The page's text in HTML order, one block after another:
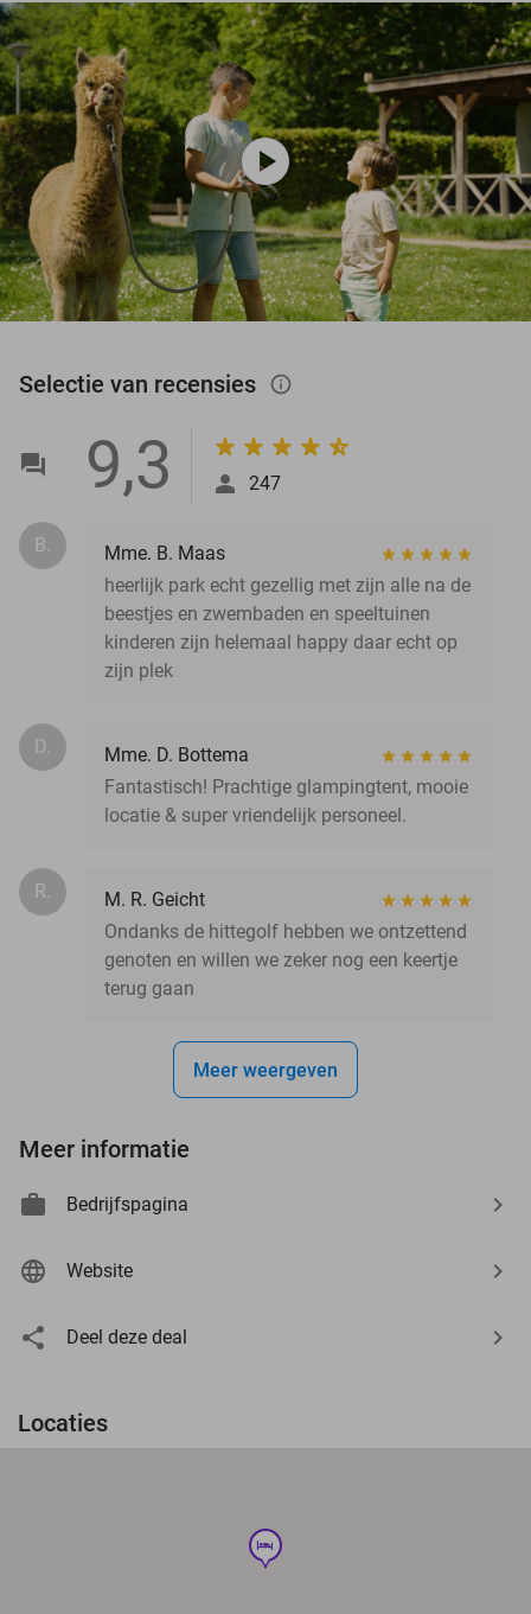
play_circle
Selectie van recensies info_outlined
9,3 247
B.
Mme. B. Maas
heerlijk park echt gezellig met zijn alle na de
beestjes en zwembaden en speeltuinen
kinderen zijn helemaal happy daar echt op
zijn plek
D.
Mme. D. Bottema
Fantastisch! Prachtige glampingtent, mooie
locatie & super vriendelijk personeel.
R.
M. R. Geicht
Ondanks de hittegolf hebben we ontzettend
genoten en willen we zeker nog een keertje
terug gaan
Meer weergeven
Meer informatie
Bedrijfspagina
Website
Deel deze deal
Locaties
hotel